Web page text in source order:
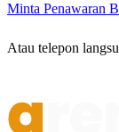
Minta Penawaran
Atau telepon